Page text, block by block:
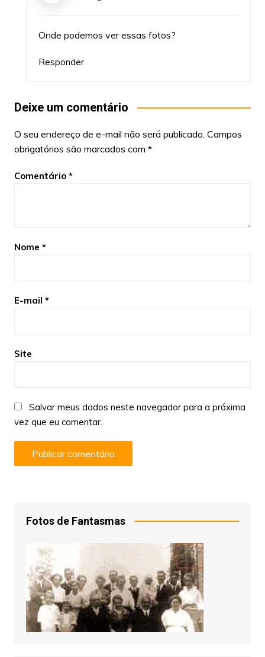
Onde podemos ver essas fotos?
Responder
Deixe um comentário
O seu endereço de e-mail não será publicado. Campos
obrigatórios são marcados com *
Comentário *
Nome *
E-mail *
Site
Salvar meus dados neste navegador para a próxima
vez que eu comentar.
Fotos de Fantasmas